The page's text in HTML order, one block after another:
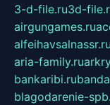
3-d-file.ru3d-
airgungames.ru
alfeihavsalnassr.ru
aria-family.ru
bankaribi.ru
blagodarenie-